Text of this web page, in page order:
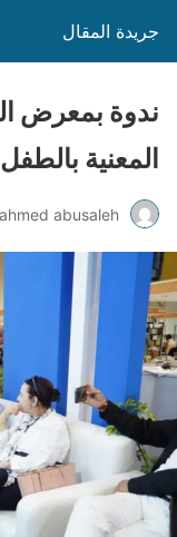
جريدة المقال
ندوة بمعرض
المعنية
ahmed abusaleh